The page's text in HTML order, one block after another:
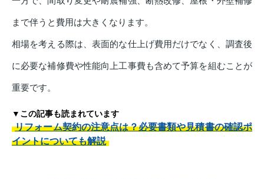
まで伴うと費用は大きくなります。
相場を考える際は、表面的な仕上げ費用だけでなく、調査後
に必要な補修費や性能向上工事費も含めて予算を組むことが
重要です。
▼この記事も読まれています
リフォーム契約の注意点は？必要書類や見積書の確認ポ
イントについても解説